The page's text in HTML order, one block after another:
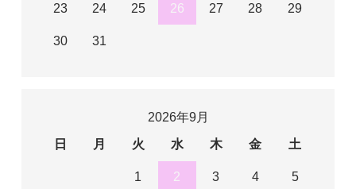
23 24 25 26 27 28 29
30 31
2026年9月
日
月 火 水 木 金 土
1 2 3 4 5